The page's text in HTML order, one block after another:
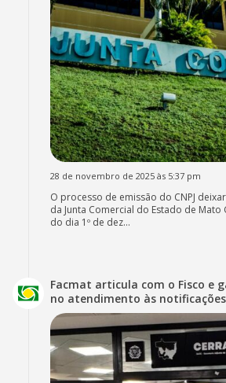
28 de novembro de 2025 às 5:37 pm
O processo de emissão do CNPJ
da Junta Comercial do Estado de Mato
do dia 1º de dez...
Facmat articula com o Fisco e
no atendimento às notificações